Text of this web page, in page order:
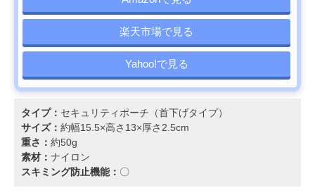
楽天市場で見る
Yahoo!で見る
タイプ： セキュリティポーチ（首下げタイプ）
サイズ： 約幅15.5×高さ13×厚さ2.5cm
重さ： 約50g
素材： ナイロン
スキミング防止機能： 〇